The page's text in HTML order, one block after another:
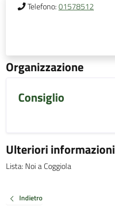
Telefono:01578512
Organizzazione
Consiglio
Ulteriori informazioni
Lista: Noi a Coggiola
Indietro